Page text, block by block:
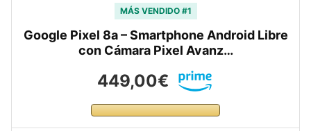
MÁS VENDIDO #1
Google Pixel 8a – Smartphone Android Libre
con Cámara Pixel Avanz…
449,00€